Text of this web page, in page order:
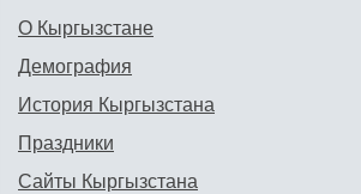
О Кыргызстане
Демография
История Кыргызстана
Праздники
Сайты Кыргызстана